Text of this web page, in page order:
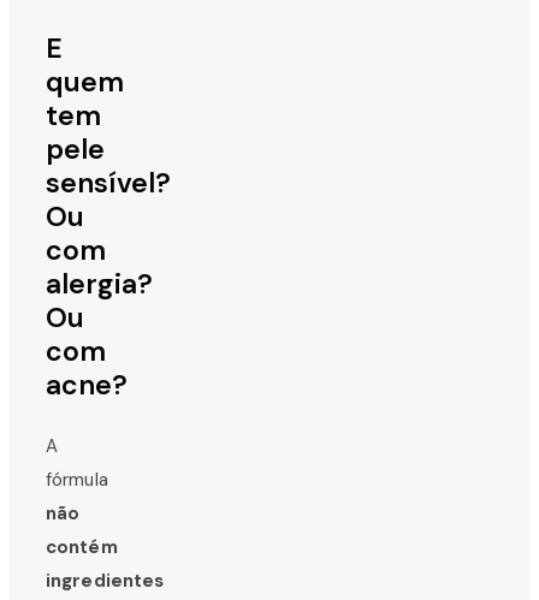
E
quem
tem
pele
sensível?
Ou
com
alergia?
Ou
com
acne?
A
fórmula
não
contém
ingredientes